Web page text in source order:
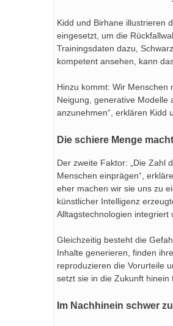
Kidd und Birhane illustrieren
eingesetzt, um die
Trainingsdaten dazu,
kompetent ansehen, kann
Hinzu kommt: Wir Menschen
Neigung, generative Modelle
anzunehmen“, erklären Kidd
Die schiere Menge
Der zweite Faktor: „Die Zahl
Menschen einprägen“,
eher machen wir sie uns zu
künstlicher Intelligenz
Alltagstechnologien integriert
Gleichzeitig besteht die
Inhalte generieren, finden
reproduzieren die Vorurteile
setzt sie in die Zukunft hinein
Im Nachhinein schwer